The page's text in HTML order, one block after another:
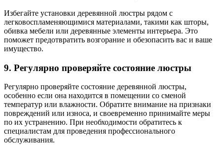
Избегайте установки деревянной люстры рядом с
легковоспламеняющимися материалами, такими как шторы,
обивка мебели или деревянные элементы интерьера. Это
поможет предотвратить возгорание и обезопасить вас и ваше
имущество.
9. Регулярно проверяйте состояние люстры
Регулярно проверяйте состояние деревянной люстры,
особенно если она находится в помещении со сменой
температур или влажности. Обратите внимание на признаки
повреждений или износа, и своевременно принимайте меры
по их устранению. При необходимости обратитесь к
специалистам для проведения профессионального
обслуживания.